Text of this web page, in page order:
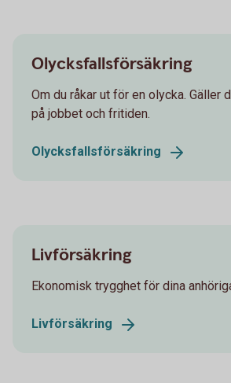
Olycksfallsförsäkring
Om du råkar ut för en olycka. Gäller
på jobbet och fritiden.
Olycksfallsförsäkring
Livförsäkring
Ekonomisk trygghet för dina
Livförsäkring